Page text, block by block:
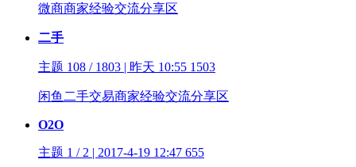
微商商家经验交流分享区
二手
主题 108 / 1803 | 昨天 10:55 1503
闲鱼二手交易商家经验交流分享区
O2O
主题 1 / 2 | 2017-4-19 12:47 655